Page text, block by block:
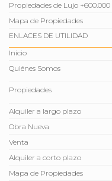
Propiedades de Lujo +600.000
Mapa de Propiedades
ENLACES DE UTILIDAD
Inicio
Quiénes Somos
Propiedades
Alquiler a largo plazo
Obra Nueva
Venta
Alquiler a corto plazo
Mapa de Propiedades